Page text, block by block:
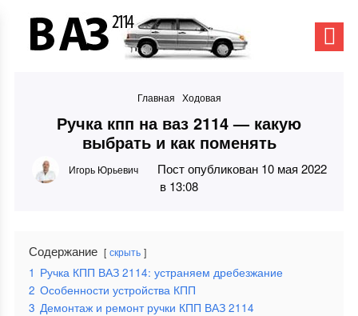
Главная Ходовая
Ручка кпп на ваз 2114 — какую
выбрать и как поменять
Игорь Юрьевич
Пост опубликован 10 мая 2022
в 13:08
Содержание скрыть
1 Ручка КПП ВАЗ 2114: устраняем дребезжание
2 Особенности устройства КПП
3 Демонтаж и ремонт ручки КПП ВАЗ 2114